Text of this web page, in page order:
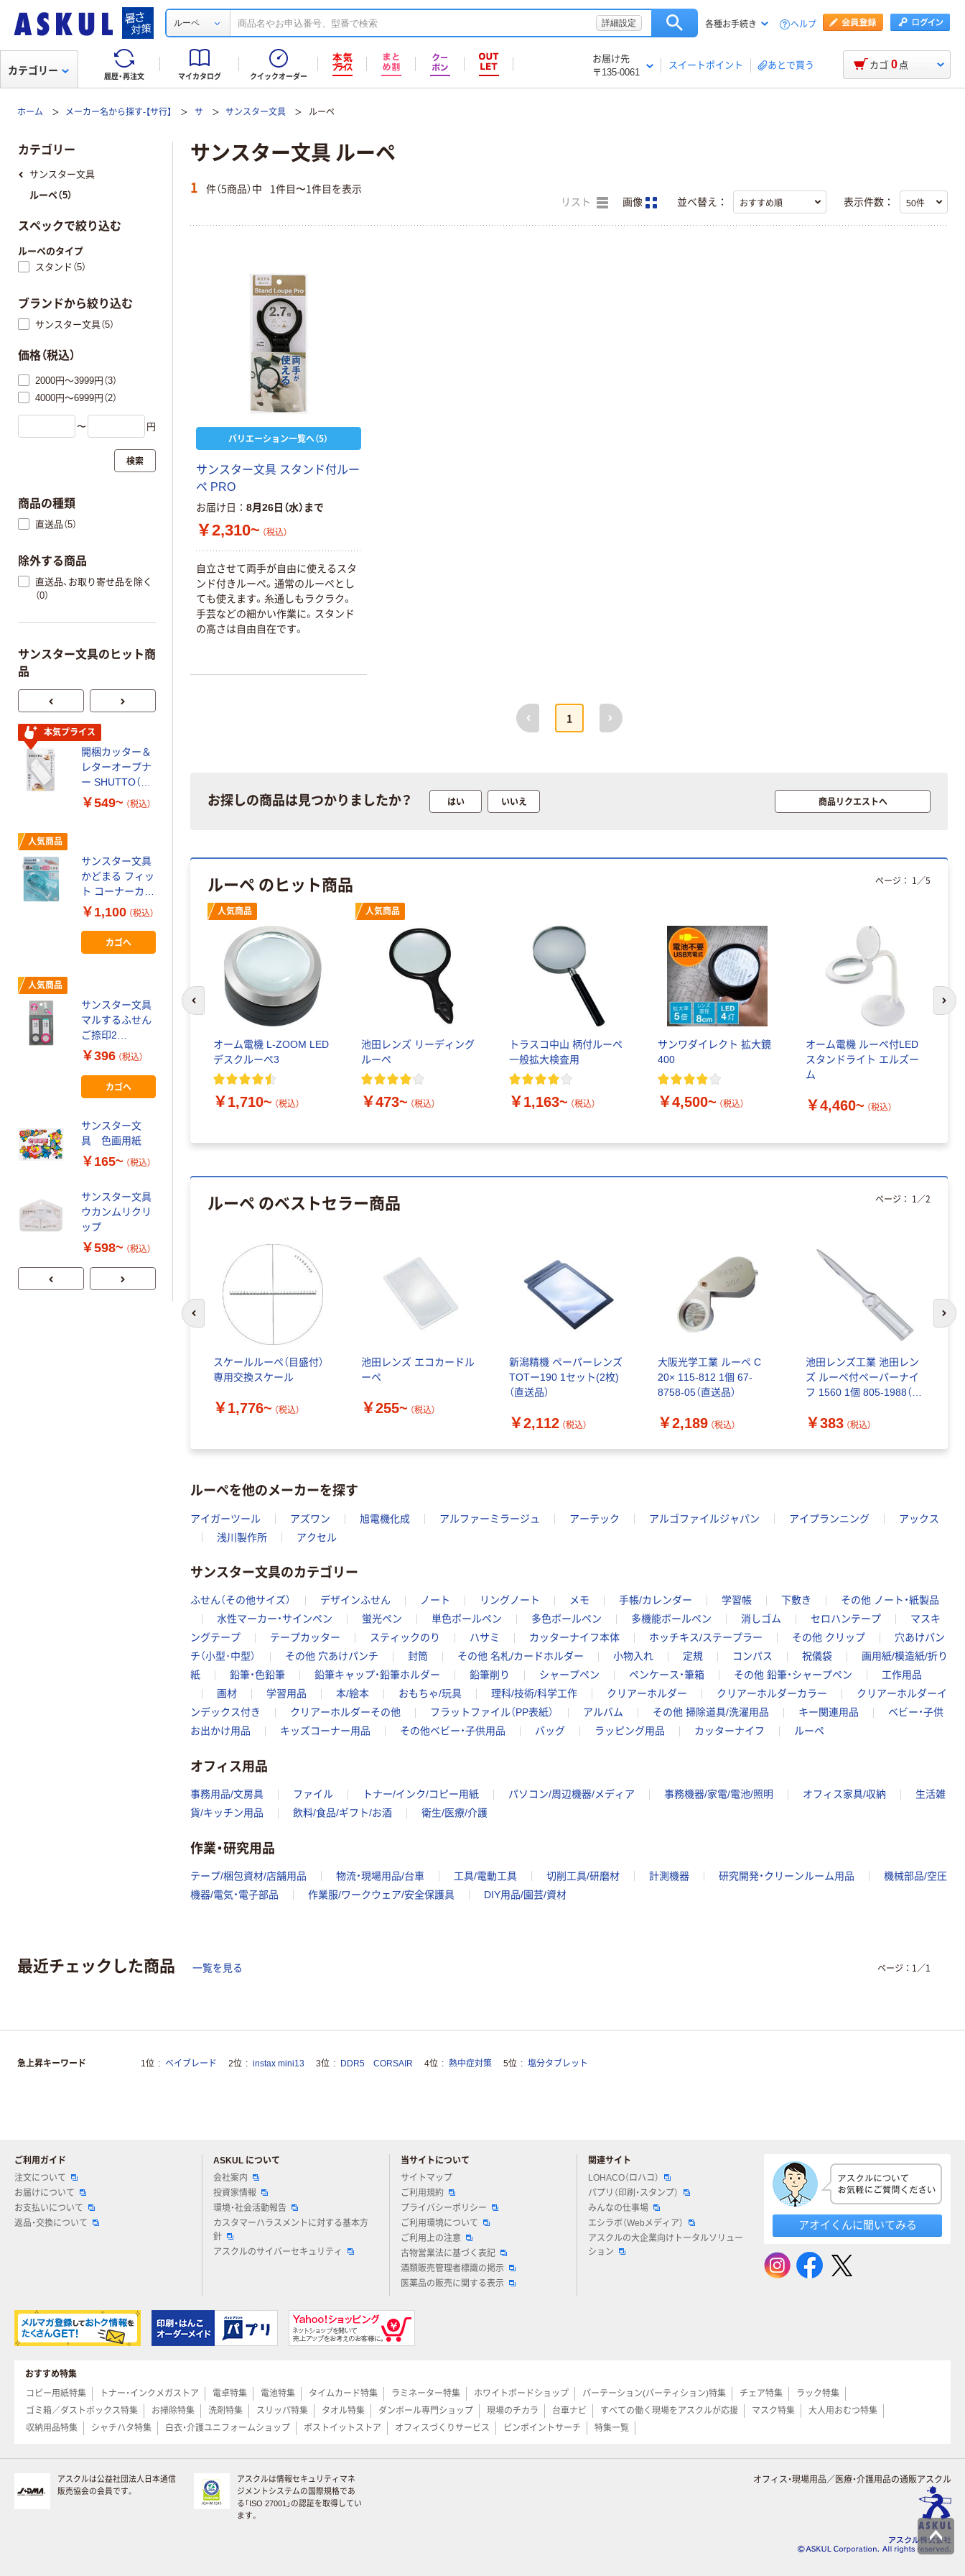
ルーペ 詳細設定 各種お手続き ヘルプ
履歴・再注文 マイカタログ クイックオーダー
お届け先
〒135-0061
スイートポイント あとで買う
カテゴリー カゴ 0 点
ホーム メーカー名から探す-【サ行】 サ サンスター文具 ルーペ
サンスター文具 ルーペ
1 件（5商品）中 1件目〜1件目を表示
リスト 画像 並べ替え： 表示件数：
バリエーション一覧へ（5）
サンスター文具 スタンド付ルー
ペ PRO
お届け日 8月26日（水）まで
￥2,310~ （税込）
自立させて両手が自由に使えるスタ
ンド付きルーペ。通常のルーペとし
ても使えます。糸通しもラクラク。
手芸などの細かい作業に。スタンド
の高さは自由自在です。
前へ
1
次へ
お探しの商品は見つかりましたか？ はい いいえ 商品リクエストへ
ルーペ のヒット商品
人気商品
オーム電機 L-ZOOM LED
デスクルーペ3
￥1,710~ （税込）
人気商品
池田レンズ リーディング
ルーペ
￥473~ （税込）
トラスコ中山 柄付ルーペ
一般拡大検査用
￥1,163~ （税込）
サンワダイレクト 拡大鏡
400
￥4,500~ （税込）
オーム電機 ルーペ付LED
スタンドライト エルズー
ム
￥4,460~ （税込）
ページ： 1 ／5
前のスライドへ 次
ルーペ のベストセラー商品
スケールルーペ（目盛付）
専用交換スケール
￥1,776~ （税込）
池田レンズ エコカードル
ーペ
￥255~ （税込）
新潟精機 ペーパーレンズ
TOTー190 1セット(2枚)
（直送品）
￥2,112 （税込）
大阪光学工業 ルーペ C
20× 115-812 1個 67-
8758-05（直送品）
￥2,189 （税込）
池田レンズ工業 池田レン
ズ ルーペ付ペーパーナイ
フ 1560 1個 805-1988（直
￥383 （税込）
ページ： 1 ／2
前のスライドへ 次
ルーペを他のメーカーを探す
アイガーツール アズワン 旭電機化成 アルファーミラージュ アーテック アルゴファイルジャパン アイプランニング
アックス
浅川製作所
アクセル
サンスター文具のカテゴリー
ふせん（その他サイズ） デザインふせん ノート リングノート メモ 手帳/カレンダー 学習帳 下敷き
その他 ノート・紙製品
水性マーカー・サインペン
蛍光ペン 単色ボールペン 多色ボールペン 多機能ボールペン 消しゴム セロハンテープ
マスキ
ングテープ
テープカッター スティックのり ハサミ カッターナイフ本体 ホッチキス/ステープラー その他 クリップ
穴あけパン
チ（小型･中型）
その他 穴あけパンチ 封筒 その他 名札/カードホルダー 小物入れ 定規 コンパス 祝儀袋
画用紙/模造紙/折り
紙
鉛筆・色鉛筆 鉛筆キャップ・鉛筆ホルダー 鉛筆削り シャープペン ペンケース・筆箱 その他 鉛筆・シャープペン
工作用品
画材
学習用品 本/絵本 おもちゃ/玩具 理科/技術/科学工作 クリアーホルダー クリアーホルダーカラー
クリアーホルダーイ
ンデックス付き
クリアーホルダーその他 フラットファイル（PP表紙） アルバム その他 掃除道具/洗濯用品 キー関連用品
ベビー・子供
お出かけ用品
キッズコーナー用品 その他ベビー・子供用品 バッグ ラッピング用品 カッターナイフ ルーペ
オフィス用品
事務用品/文房具 ファイル トナー/インク/コピー用紙 パソコン/周辺機器/メディア 事務機器/家電/電池/照明 オフィス家具/収納
生活雑
貨/キッチン用品
飲料/食品/ギフト/お酒 衛生/医療/介護
作業・研究用品
テープ/梱包資材/店舗用品 物流・現場用品/台車 工具/電動工具 切削工具/研磨材 計測機器 研究開発・クリーンルーム用品
機械部品/空圧
機器/電気・電子部品
作業服/ワークウェア/安全保護具 DIY用品/園芸/資材
カテゴリー
サンスター文具
ルーペ（5）
スペックで絞り込む
ルーペのタイプ
スタンド（5）
ブランドから絞り込む
サンスター文具（5）
価格（税込）
2000円～3999円（3）
4000円～6999円（2）
〜 円
検索
商品の種類
直送品（5）
除外する商品
直送品、お取り寄せ品を除く
（0）
サンスター文具のヒット商
品
本気プライス
開梱カッター＆
レターオープナ
ー SHUTTO（シ
ュット）サンス
ター文具
￥549~ （税込）
人気商品
サンスター文具
かどまる フィッ
ト コーナーカッ
ター S4765087
￥1,100 （税込）
カゴへ
人気商品
サンスター文具
マルするふせん
ご捺印2
S2813661 1セ
￥396 （税込）
カゴへ
サンスター文
具 色画用紙
￥165~ （税込）
サンスター文具
ウカンムリクリ
ップ
￥598~ （税込）
（税込）
ス それいけ!ア
イルプラス
6460010A 1個
（直送品）
￥1,408 （税込）
サンスター文具
B5ぬりえ
￥275~ （税込）
サンスター文
具 ちいかわピ
ースシール
NEW！スペシャ
たシールセット
￥660~ （税込）
（税込）
￥4,180~
サンスター文具
シリーズ
￥430~ （税込）
サンスター文具
万能分別 はさみ
S3716317 1個
￥1,320 （税込）
カゴへ
プカッター
トリング）_2
サンスター文具
DINER) ペーパ
metacil（メタシ
ル）削らない鉛
筆 金属鉛筆
￥990~
サンスター文具
マグカップ付箋
ちいかわ DINER
￥600~ （税込）
サンスター文具
ん 16色 マイフ
ンパンマン
ュット）サンス
ター文具
￥549~
サンスター文具
かどまる フィッ
人気商品
サンスター文具
マルするふせん
S2813661 1セ
ット
￥396 （税込）
具 色画用紙
サンスター文具
最近チェックした商品 一覧を見る ページ： 1 ／1
急上昇キーワード 1位 ベイブレード 2位 instax mini13 3位 DDR5 CORSAIR 4位 熱中症対策 5位 塩分タブレット
ご利用ガイド
注文について
お届けについて
お支払いについて
返品・交換について
ASKUL について
会社案内
投資家情報
環境・社会活動報告
カスタマーハラスメントに対する基本方
針
アスクルのサイバーセキュリティ
当サイトについて
サイトマップ
ご利用規約
プライバシーポリシー
ご利用環境について
ご利用上の注意
古物営業法に基づく表記
酒類販売管理者標識の掲示
医薬品の販売に関する表示
関連サイト
LOHACO（ロハコ）
パプリ（印刷・スタンプ）
みんなの仕事場
エシラボ（Webメディア）
アスクルの大企業向けトータルソリュー
ション
アオイくんに聞いてみる
おすすめ特集
コピー用紙特集
トナー・インクメガストア 電卓特集 電池特集 タイムカード特集 ラミネーター特集 ホワイトボードショップ パーテーション(パーティション)特集 チェア特集
ラック特集
ゴミ箱／ダストボックス特集
お掃除特集 洗剤特集 スリッパ特集 タオル特集 ダンボール専門ショップ 現場のチカラ 台車ナビ すべての働く現場をアスクルが応援 マスク特集
大人用おむつ特集
収納用品特集
シャチハタ特集 白衣・介護ユニフォームショップ ポストイットストア オフィスづくりサービス ピンポイントサーチ 特集一覧
アスクルは公益社団法人日本通信
販売協会の会員です。
アスクルは情報セキュリティマネ
ジメントシステムの国際規格であ
る「ISO 27001」の認証を取得してい
ます。
オフィス・現場用品／医療・介護用品の通販アスクル